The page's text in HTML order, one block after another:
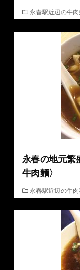
カ
テ
ゴ
永春駅近辺の牛
永春の地元繁
牛肉麵〉
カ
テ
ゴ
永春駅近辺の牛